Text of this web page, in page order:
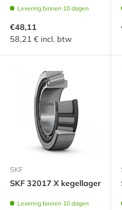
Levering binnen 10 dagen
€48,11
58,21 € incl. btw
SKF
SKF 32017 X kegellager
Levering binnen 10 dagen